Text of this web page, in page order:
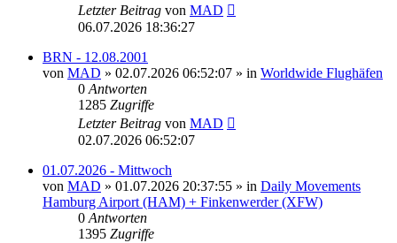
Letzter Beitrag von MAD
06.07.2026 18:36:27
BRN - 12.08.2001
von MAD » 02.07.2026 06:52:07 » in Worldwide Flughäfen
0 Antworten
1285 Zugriffe
Letzter Beitrag von MAD
02.07.2026 06:52:07
01.07.2026 - Mittwoch
von MAD » 01.07.2026 20:37:55 » in Daily Movements
Hamburg Airport (HAM) + Finkenwerder (XFW)
0 Antworten
1395 Zugriffe